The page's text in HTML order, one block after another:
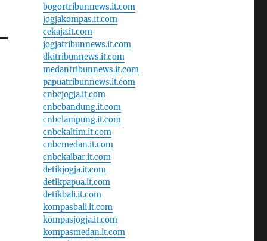
bogortribunnews.it.com
jogjakompas.it.com
cekaja.it.com
jogjatribunnews.it.com
dkitribunnews.it.com
medantribunnews.it.com
papuatribunnews.it.com
cnbcjogja.it.com
cnbcbandung.it.com
cnbclampung.it.com
cnbckaltim.it.com
cnbcmedan.it.com
cnbckalbar.it.com
detikjogja.it.com
detikpapua.it.com
detikbali.it.com
kompasbali.it.com
kompasjogja.it.com
kompasmedan.it.com